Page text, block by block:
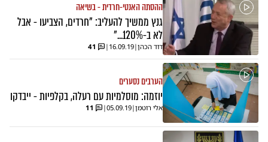
ההסתה האנטי-חרדית - בשיאה
גנץ ממשיך להעליב: "חרדים, הצביעו - אבל
לא ב-120%..."
דוד הכהן|
16.09.19
|
41
הערבים נסערים
יוזמה: מוסלמיות עם רעלה, בקלפיות - ייבדקו
אלי רוטמן|
05.09.19
|
11